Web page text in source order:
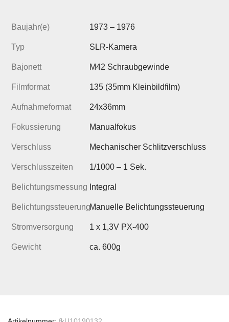
Baujahr(e) 1973 – 1976
Typ SLR-Kamera
Bajonett M42 Schraubgewinde
Filmformat 135 (35mm Kleinbildfilm)
Aufnahmeformat 24x36mm
Fokussierung Manualfokus
Verschluss Mechanischer Schlitzverschluss
Verschlusszeiten 1/1000 – 1 Sek.
Belichtungsmessung Integral
BelichtungssteuerungManuelle Belichtungssteuerung
Stromversorgung 1 x 1,3V PX-400
Gewicht ca. 600g